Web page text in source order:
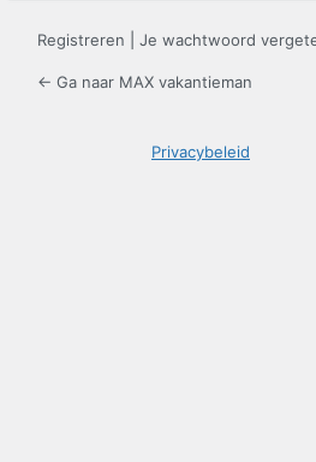
Registreren Je wachtwoord
← Ga naar MAX vakantieman
Privacybeleid